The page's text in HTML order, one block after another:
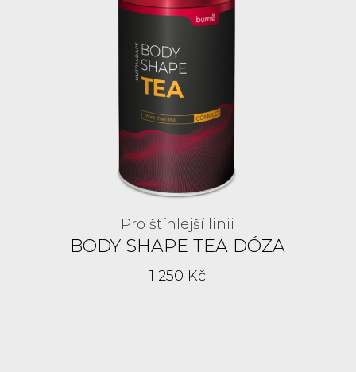
Pro štíhlejší linii
BODY SHAPE TEA DÓZA
1 250 Kč